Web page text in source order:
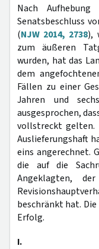
Nach
Senatsbeschluss
(NJW 2014, 2738),
zum äußeren
wurden, hat das
dem
Fällen zu einer
Jahren und
ausgesprochen,
vollstreckt gelten.
Auslieferungshaft
eins angerechnet.
die auf die
Angeklagten,
beschränkt hat.
Erfolg.
I.